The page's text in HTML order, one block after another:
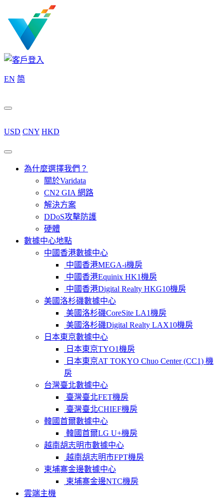
EN 简
USD CNY HKD
為什麼選擇我們？
關於Varidata
CN2 GIA 網路
解決方案
DDoS攻擊防護
硬體
數據中心地點
中國香港數據中心
中國香港MEGA-i機房
中國香港Equinix HK1機房
中國香港Digital Realty HKG10機房
美國洛杉磯數據中心
美國洛杉磯CoreSite LA1機房
美國洛杉磯Digital Realty LAX10機房
日本東京數據中心
日本東京TYO1機房
日本東京AT TOKYO Chuo Center (CC1) 機
房
台灣臺北數據中心
臺灣臺北FET機房
臺灣臺北CHIEF機房
韓國首爾數據中心
韓國首爾LG U+機房
越南胡志明市數據中心
越南胡志明市FPT機房
柬埔寨金邊數據中心
柬埔寨金邊NTC機房
雲端主機